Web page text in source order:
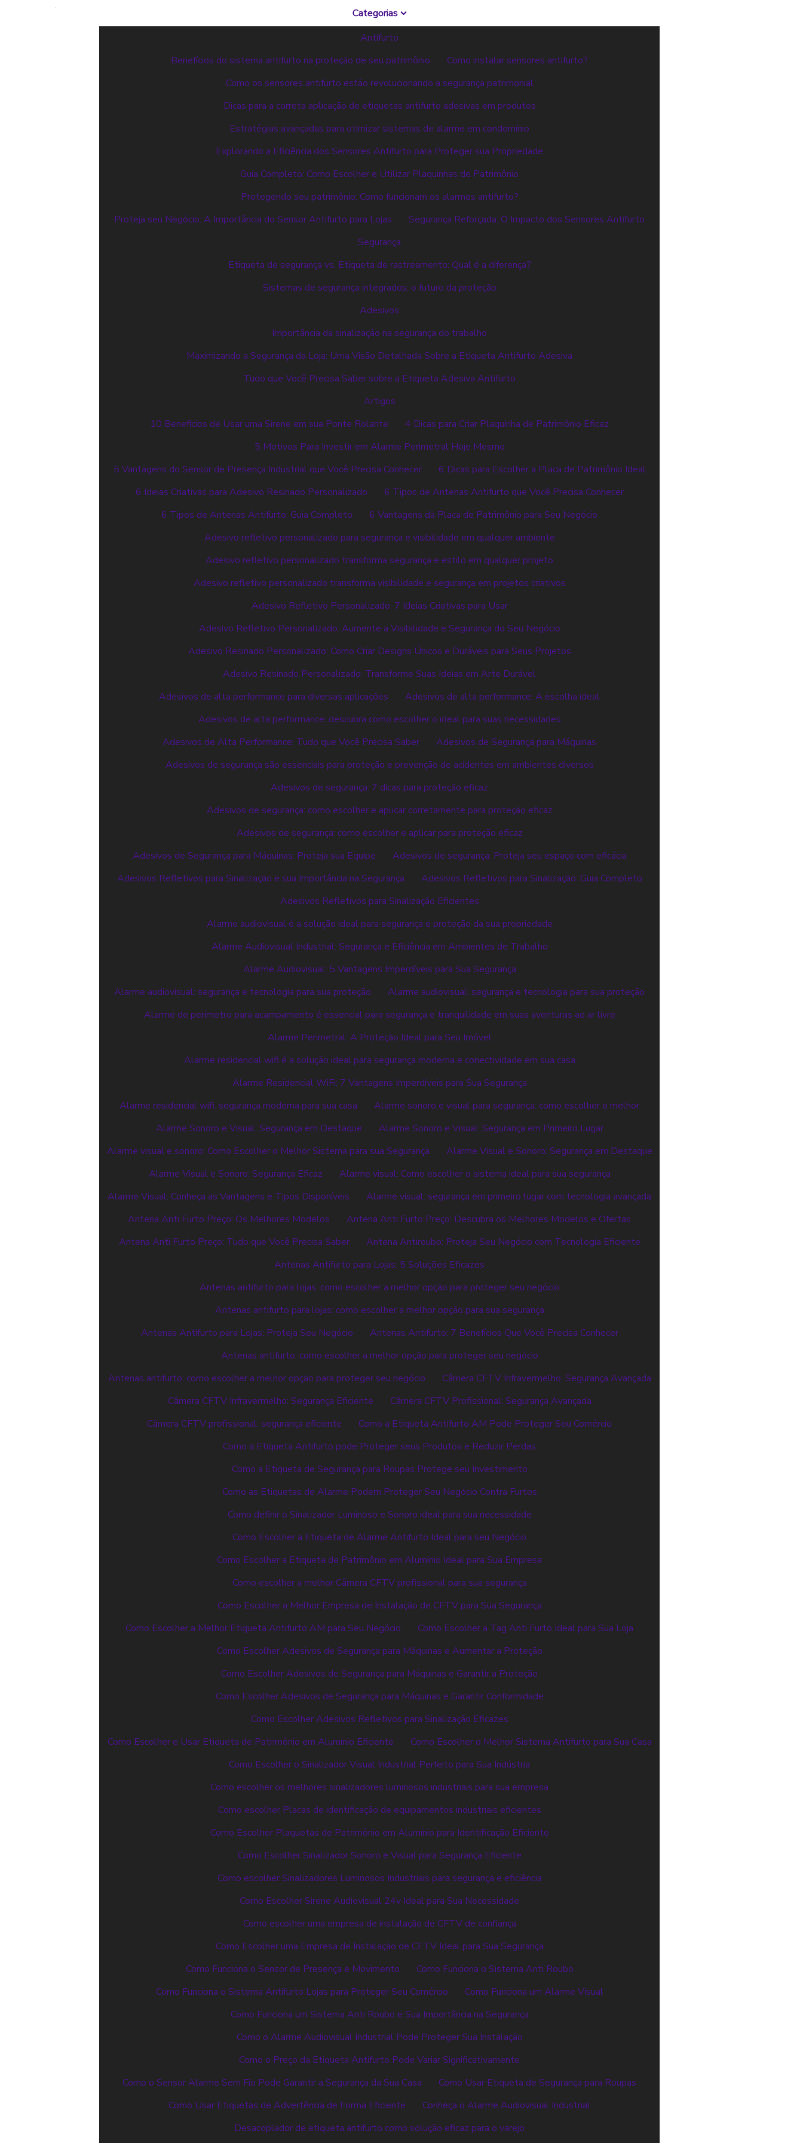
Categorias
Antifurto
Benefícios do sistema antifurto na proteção de seu patrimônio
Como instalar sensores antifurto?
Como os sensores antifurto estão revolucionando a segurança patrimonial
Dicas para a correta aplicação de etiquetas antifurto adesivas em produtos
Estratégias avançadas para otimizar sistemas de alarme em condomínio
Explorando a Eficiência dos Sensores Antifurto para Proteger sua Propriedade
Guia Completo: Como Escolher e Utilizar Plaquinhas de Patrimônio
Protegendo seu patrimônio: Como funcionam os alarmes antifurto?
Proteja seu Negócio: A Importância do Sensor Antifurto para Lojas
Segurança Reforçada: O Impacto dos Sensores Antifurto
Segurança
Etiqueta de segurança vs. Etiqueta de rastreamento: Qual é a diferença?
Sistemas de segurança integrados: o futuro da proteção
Adesivos
Importância da sinalização na segurança do trabalho
Maximizando a Segurança da Loja: Uma Visão Detalhada Sobre a Etiqueta Antifurto Adesiva
Tudo que Você Precisa Saber sobre a Etiqueta Adesiva Antifurto
Artigos
10 Benefícios de Usar uma Sirene em sua Ponte Rolante
4 Dicas para Criar Plaquinha de Patrimônio Eficaz
5 Motivos Para Investir em Alarme Perimetral Hoje Mesmo
5 Vantagens do Sensor de Presença Industrial que Você Precisa Conhecer
6 Dicas para Escolher a Placa de Patrimônio Ideal
6 Ideias Criativas para Adesivo Resinado Personalizado
6 Tipos de Antenas Antifurto que Você Precisa Conhecer
6 Tipos de Antenas Antifurto: Guia Completo
6 Vantagens da Placa de Patrimônio para Seu Negócio
Adesivo refletivo personalizado para segurança e visibilidade em qualquer ambiente
Adesivo refletivo personalizado transforma segurança e estilo em qualquer projeto
Adesivo refletivo personalizado transforma visibilidade e segurança em projetos criativos
Adesivo Refletivo Personalizado: 7 Ideias Criativas para Usar
Adesivo Refletivo Personalizado: Aumente a Visibilidade e Segurança do Seu Negócio
Adesivo Resinado Personalizado: Como Criar Designs Únicos e Duráveis para Seus Projetos
Adesivo Resinado Personalizado: Transforme Suas Ideias em Arte Durável
Adesivos de alta performance para diversas aplicações
Adesivos de alta performance: A escolha ideal
Adesivos de alta performance: descubra como escolher o ideal para suas necessidades
Adesivos de Alta Performance: Tudo que Você Precisa Saber
Adesivos de Segurança para Máquinas
Adesivos de segurança são essenciais para proteção e prevenção de acidentes em ambientes diversos
Adesivos de segurança: 7 dicas para proteção eficaz
Adesivos de segurança: como escolher e aplicar corretamente para proteção eficaz
Adesivos de segurança: como escolher e aplicar para proteção eficaz
Adesivos de Segurança para Máquinas: Proteja sua Equipe
Adesivos de segurança: Proteja seu espaço com eficácia
Adesivos Refletivos para Sinalização e sua Importância na Segurança
Adesivos Refletivos para Sinalização: Guia Completo
Adesivos Refletivos para Sinalização Eficientes
Alarme audiovisual é a solução ideal para segurança e proteção da sua propriedade
Alarme Audiovisual Industrial: Segurança e Eficiência em Ambientes de Trabalho
Alarme Audiovisual: 5 Vantagens Imperdíveis para Sua Segurança
Alarme audiovisual: segurança e tecnologia para sua proteção
Alarme audiovisual: segurança e tecnologia para sua proteção
Alarme de perímetro para acampamento é essencial para segurança e tranquilidade em suas aventuras ao ar livre
Alarme Perimetral: A Proteção Ideal para Seu Imóvel
Alarme residencial wifi é a solução ideal para segurança moderna e conectividade em sua casa
Alarme Residencial WiFi: 7 Vantagens Imperdíveis para Sua Segurança
Alarme residencial wifi: segurança moderna para sua casa
Alarme sonoro e visual para segurança: como escolher o melhor
Alarme Sonoro e Visual: Segurança em Destaque
Alarme Sonoro e Visual: Segurança em Primeiro Lugar
Alarme visual e sonoro: Como Escolher o Melhor Sistema para sua Segurança
Alarme Visual e Sonoro: Segurança em Destaque
Alarme Visual e Sonoro: Segurança Eficaz
Alarme visual: Como escolher o sistema ideal para sua segurança
Alarme Visual: Conheça as Vantagens e Tipos Disponíveis
Alarme visual: segurança em primeiro lugar com tecnologia avançada
Antena Anti Furto Preço: Os Melhores Modelos
Antena Anti Furto Preço: Descubra os Melhores Modelos e Ofertas
Antena Anti Furto Preço: Tudo que Você Precisa Saber
Antena Antiroubo: Proteja Seu Negócio com Tecnologia Eficiente
Antenas Antifurto para Lojas: 5 Soluções Eficazes
Antenas antifurto para lojas: como escolher a melhor opção para proteger seu negócio
Antenas antifurto para lojas: como escolher a melhor opção para sua segurança
Antenas Antifurto para Lojas: Proteja Seu Negócio
Antenas Antifurto: 7 Benefícios Que Você Precisa Conhecer
Antenas antifurto: como escolher a melhor opção para proteger seu negócio
Antenas antifurto: como escolher a melhor opção para proteger seu negócio
Câmera CFTV Infravermelho: Segurança Avançada
Câmera CFTV Infravermelho: Segurança Eficiente
Câmera CFTV Profissional: Segurança Avançada
Câmera CFTV profissional: segurança eficiente
Como a Etiqueta Antifurto AM Pode Proteger Seu Comércio
Como a Etiqueta Antifurto pode Proteger seus Produtos e Reduzir Perdas
Como a Etiqueta de Segurança para Roupas Protege seu Investimento
Como as Etiquetas de Alarme Podem Proteger Seu Negócio Contra Furtos
Como definir o Sinalizador Luminoso e Sonoro ideal para sua necessidade
Como Escolher a Etiqueta de Alarme Antifurto Ideal para seu Negócio
Como Escolher a Etiqueta de Patrimônio em Alumínio Ideal para Sua Empresa
Como escolher a melhor Câmera CFTV profissional para sua segurança
Como Escolher a Melhor Empresa de Instalação de CFTV para Sua Segurança
Como Escolher a Melhor Etiqueta Antifurto AM para Seu Negócio
Como Escolher a Tag Anti Furto Ideal para Sua Loja
Como Escolher Adesivos de Segurança para Máquinas e Aumentar a Proteção
Como Escolher Adesivos de Segurança para Máquinas e Garantir a Proteção
Como Escolher Adesivos de Segurança para Máquinas e Garantir Conformidade
Como Escolher Adesivos Refletivos para Sinalização Eficazes
Como Escolher e Usar Etiqueta de Patrimônio em Alumínio Eficiente
Como Escolher o Melhor Sistema Antifurto para Sua Casa
Como Escolher o Sinalizador Visual Industrial Perfeito para Sua Indústria
Como escolher os melhores sinalizadores luminosos industriais para sua empresa
Como escolher Placas de identificação de equipamentos industriais eficientes
Como Escolher Plaquetas de Patrimônio em Alumínio para Identificação Eficiente
Como Escolher Sinalizador Sonoro e Visual para Segurança Eficiente
Como escolher Sinalizadores Luminosos Industriais para segurança e eficiência
Como Escolher Sirene Audiovisual 24v Ideal para Sua Necessidade
Como escolher uma empresa de instalação de CFTV de confiança
Como Escolher uma Empresa de Instalação de CFTV Ideal para Sua Segurança
Como Funciona o Sensor de Presença e Movimento
Como Funciona o Sistema Anti Roubo
Como Funciona o Sistema Antifurto Lojas para Proteger Seu Comércio
Como Funciona um Alarme Visual
Como Funciona um Sistema Anti Roubo e Sua Importância na Segurança
Como o Alarme Audiovisual Industrial Pode Proteger Sua Instalação
Como o Preço da Etiqueta Antifurto Pode Variar Significativamente
Como o Sensor Alarme Sem Fio Pode Garantir a Segurança da Sua Casa
Como Usar Etiqueta de Segurança para Roupas
Como Usar Etiquetas de Advertência de Forma Eficiente
Conheça o Alarme Audiovisual Industrial
Desacoplador de etiqueta antifurto como solução eficaz para o varejo